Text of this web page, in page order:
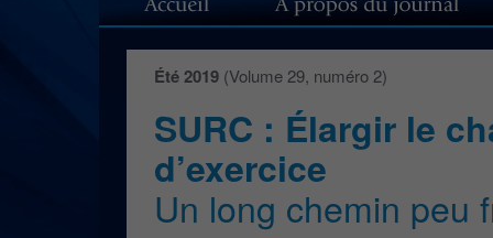
Été 2019 (Volume 29, numéro 2)
SURC : Élargir le
d’exercice
Un long chemin peu